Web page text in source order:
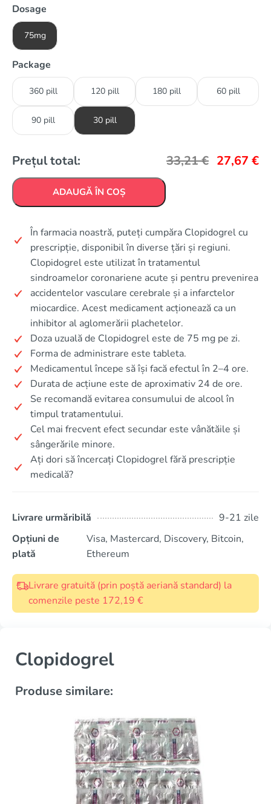
Dosage
75mg
Package
360 pill 120 pill 180 pill 60 pill
90 pill 30 pill
Prețul total: 33,21€ 27,67 €
ADAUGĂ ÎN COȘ
În farmacia noastră, puteți cumpăra Clopidogrel cu
prescripție, disponibil în diverse țări și regiuni.
Clopidogrel este utilizat în tratamentul
sindroamelor coronariene acute și pentru prevenirea
accidentelor vasculare cerebrale și a infarctelor
miocardice. Acest medicament acționează ca un
inhibitor al aglomerării plachetelor.
Doza uzuală de Clopidogrel este de 75 mg pe zi.
Forma de administrare este tableta.
Medicamentul începe să își facă efectul în 2–4 ore.
Durata de acțiune este de aproximativ 24 de ore.
Se recomandă evitarea consumului de alcool în
timpul tratamentului.
Cel mai frecvent efect secundar este vânătăile și
sângerările minore.
Ați dori să încercați Clopidogrel fără prescripție
medicală?
Livrare urmăribilă
9-21 zile
Opțiuni de
plată
Visa, Mastercard, Discovery, Bitcoin,
Ethereum
Livrare gratuită (prin poștă aeriană standard) la
comenzile peste 172,19 €
Clopidogrel
Produse similare: